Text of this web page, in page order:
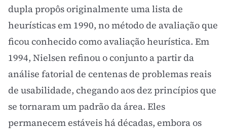
dupla propôs originalmente uma lista de
heurísticas em 1990, no método de avaliação que
ficou conhecido como avaliação heurística. Em
1994, Nielsen refinou o conjunto a partir da
análise fatorial de centenas de problemas reais
de usabilidade, chegando aos dez princípios que
se tornaram um padrão da área. Eles
permanecem estáveis há décadas, embora os